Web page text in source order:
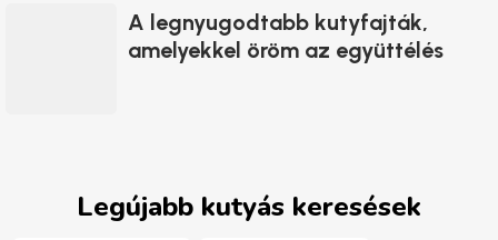
A legnyugodtabb kutyfajták,
amelyekkel öröm az együttélés
Legújabb kutyás keresések